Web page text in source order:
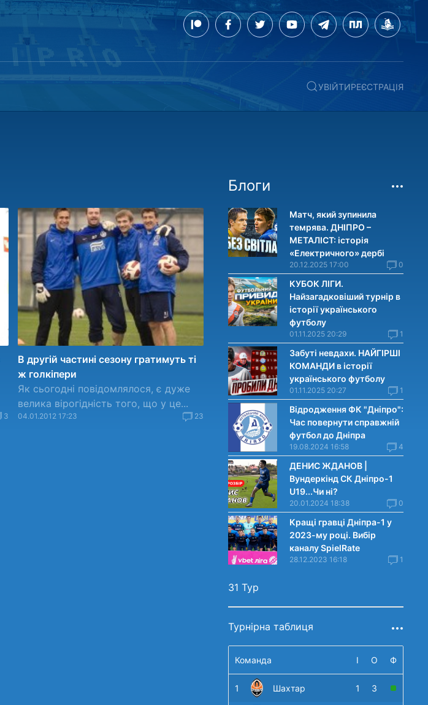
УВІЙТИРЕЄСТРАЦІЯ
3
В другій частині сезону гратимуть ті
ж голкіпери
Як сьогодні повідомлялося, є дуже
велика вірогідність того, що у це...
04.01.2012 17:23 23
Блоги
Матч, який зупинила
темрява. ДНІПРО –
МЕТАЛІСТ: історія
«Електричного» дербі
20.12.2025 17:00 0
КУБОК ЛІГИ.
Найзагадковіший турнір в
історії українського
футболу
01.11.2025 20:29 1
Забуті невдахи. НАЙГІРШІ
КОМАНДИ в історії
українського футболу
01.11.2025 20:27 1
Відродження ФК "Дніпро":
Час повернути справжній
футбол до Дніпра
19.08.2024 16:58 4
ДЕНИС ЖДАНОВ |
Вундеркінд СК Дніпро-1
U19...Чи нi?
20.01.2024 18:38 0
Кращі гравці Дніпра-1 у
2023-му році. Вибiр
каналу SpielRate
28.12.2023 16:18 1
31 Тур
Турнірна таблиця
Команда І О Ф
1 Шахтар 1 3